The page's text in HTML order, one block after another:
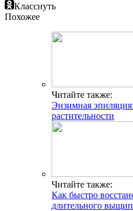
Класснуть
Похожее
Читайте также:
Энзимная
растительности
Читайте также:
Как быстро
длительного